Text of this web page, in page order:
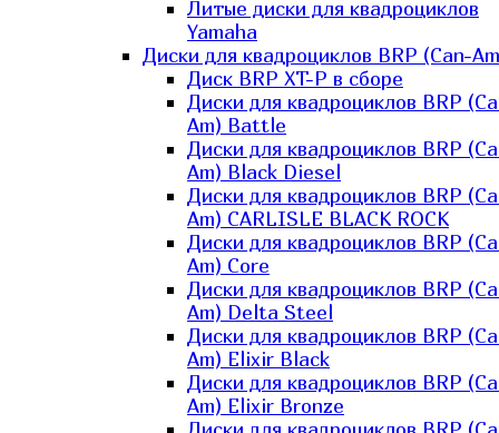
Литые диски для квадроциклов
Yamaha
Диски для квадроциклов BRP (Can-
Диск BRP XT-P в сборе
Диски для квадроциклов BRP
Am) Battle
Диски для квадроциклов BRP
Am) Black Diesel
Диски для квадроциклов BRP
Am) CARLISLE BLACK ROCK
Диски для квадроциклов BRP
Am) Core
Диски для квадроциклов BRP
Am) Delta Steel
Диски для квадроциклов BRP
Am) Elixir Black
Диски для квадроциклов BRP
Am) Elixir Bronze